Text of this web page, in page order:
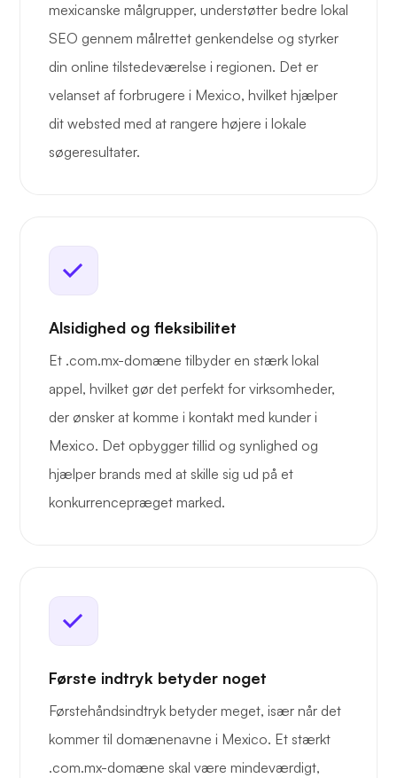
mexicanske målgrupper, understøtter bedre lokal
SEO gennem målrettet genkendelse og styrker
din online tilstedeværelse i regionen. Det er
velanset af forbrugere i Mexico, hvilket hjælper
dit websted med at rangere højere i lokale
søgeresultater.
Alsidighed og fleksibilitet
Et .com.mx-domæne tilbyder en stærk lokal
appel, hvilket gør det perfekt for virksomheder,
der ønsker at komme i kontakt med kunder i
Mexico. Det opbygger tillid og synlighed og
hjælper brands med at skille sig ud på et
konkurrencepræget marked.
Første indtryk betyder noget
Førstehåndsindtryk betyder meget, især når det
kommer til domænenavne i Mexico. Et stærkt
.com.mx-domæne skal være mindeværdigt,